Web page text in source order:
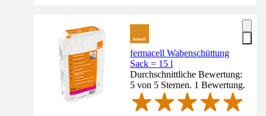
fermacell Wabenschüttung
Sack = 15 l
Durchschnittliche Bewertung:
5 von 5 Sternen. 1 Bewertung.